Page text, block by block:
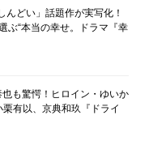
んどい」話題作が実写化！
ぶ“本当の幸せ。ドラマ『幸
也も驚愕！ヒロイン・ゆいか
有以、京典和玖『ドライ